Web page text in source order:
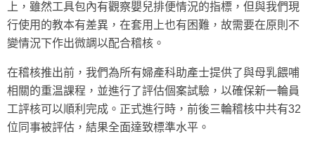
上，雖然工具包內有觀察嬰兒排便情況的指標，但與我們現
行使用的教本有差異，在套用上也有困難，故需要在原則不
變情況下作出微調以配合稽核。
在稽核推出前，我們為所有婦產科助產士提供了與母乳餵哺
相關的重温課程，並進行了評估個案試驗，以確保新一輪員
工評核可以順利完成。正式進行時，前後三輪稽核中共有32
位同事被評估，結果全面達致標準水平。